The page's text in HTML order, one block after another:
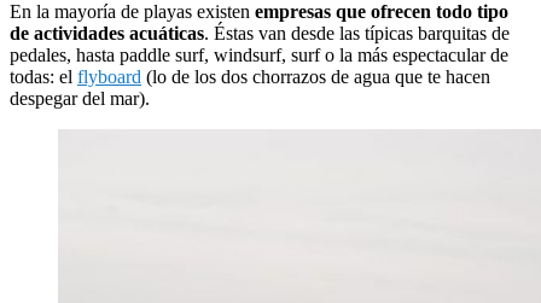
En la mayoría de playas existen empresas que ofrecen todo tipo
de actividades acuáticas. Éstas van desde las típicas barquitas de
pedales, hasta paddle surf, windsurf, surf o la más espectacular de
todas: el flyboard (lo de los dos chorrazos de agua que te hacen
despegar del mar).